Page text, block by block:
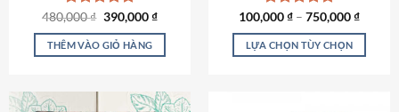
phẩm
phẩm
Được xếp
hạng5.00
5 sao
480,000₫ Giá
là:
480,000 ₫.
390,000₫Giá
tại
THÊM VÀO GIỎ HÀNG
Được xếp
hạng5.00
5 sao
100,000₫ – 750,000₫
LỰA CHỌN TÙY CHỌN